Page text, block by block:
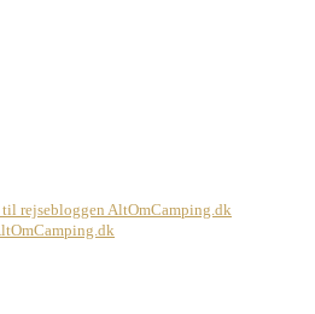
rejsebloggen AltOmCamping.dk